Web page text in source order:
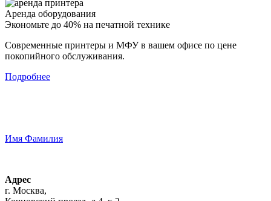
Аренда оборудования
Экономьте до 40% на печатной технике
Современные принтеры и МФУ в вашем офисе по цене
покопийного обслуживания.
Подробнее
Имя Фамилия
Адрес
г. Москва,